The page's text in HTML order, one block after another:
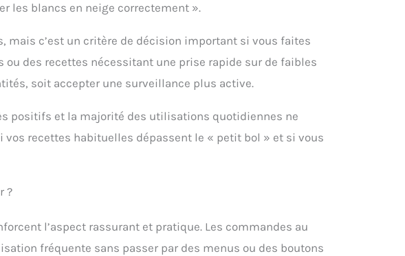
les blancs en neige correctement ».
mais c’est un critère de décision important si vous faites
des recettes nécessitant une prise rapide sur de faibles
soit accepter une surveillance plus active.
positifs et la majorité des utilisations quotidiennes ne
recettes habituelles dépassent le « petit bol » et si vous
?
l’aspect rassurant et pratique. Les commandes au
fréquente sans passer par des menus ou des boutons